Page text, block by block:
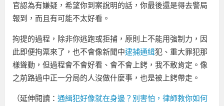
官認為有嫌疑，希望你到案說明的話，你最後還是得去警局
報到，而且有可能不太好看。
拘提的過程，除非你逃跑或拒捕，原則上不能用強制力，因
此即便拘票來了，也不會像新聞中逮捕通緝犯、重大罪犯那
樣聳動，但過程會不會好看、會不會上銬，我不敢肯定。像
之前路過中正一分局的人沒做什麼事，也是被上銬帶走。
（延伸閱讀： 通緝犯好像就在身邊？別害怕，律師教你如何